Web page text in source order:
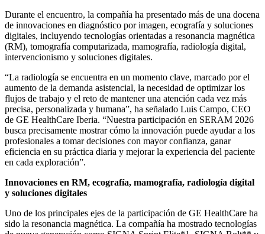
Durante el encuentro, la compañía ha presentado más de una docena
de innovaciones en diagnóstico por imagen, ecografía y soluciones
digitales, incluyendo tecnologías orientadas a resonancia magnética
(RM), tomografía computarizada, mamografía, radiología digital,
intervencionismo y soluciones digitales.
“La radiología se encuentra en un momento clave, marcado por el
aumento de la demanda asistencial, la necesidad de optimizar los
flujos de trabajo y el reto de mantener una atención cada vez más
precisa, personalizada y humana”, ha señalado Luis Campo, CEO
de GE HealthCare Iberia. “Nuestra participación en SERAM 2026
busca precisamente mostrar cómo la innovación puede ayudar a los
profesionales a tomar decisiones con mayor confianza, ganar
eficiencia en su práctica diaria y mejorar la experiencia del paciente
en cada exploración”.
Innovaciones en RM, ecografía, mamografía, radiología digital
y soluciones digitales
Uno de los principales ejes de la participación de GE HealthCare ha
sido la resonancia magnética. La compañía ha mostrado tecnologías